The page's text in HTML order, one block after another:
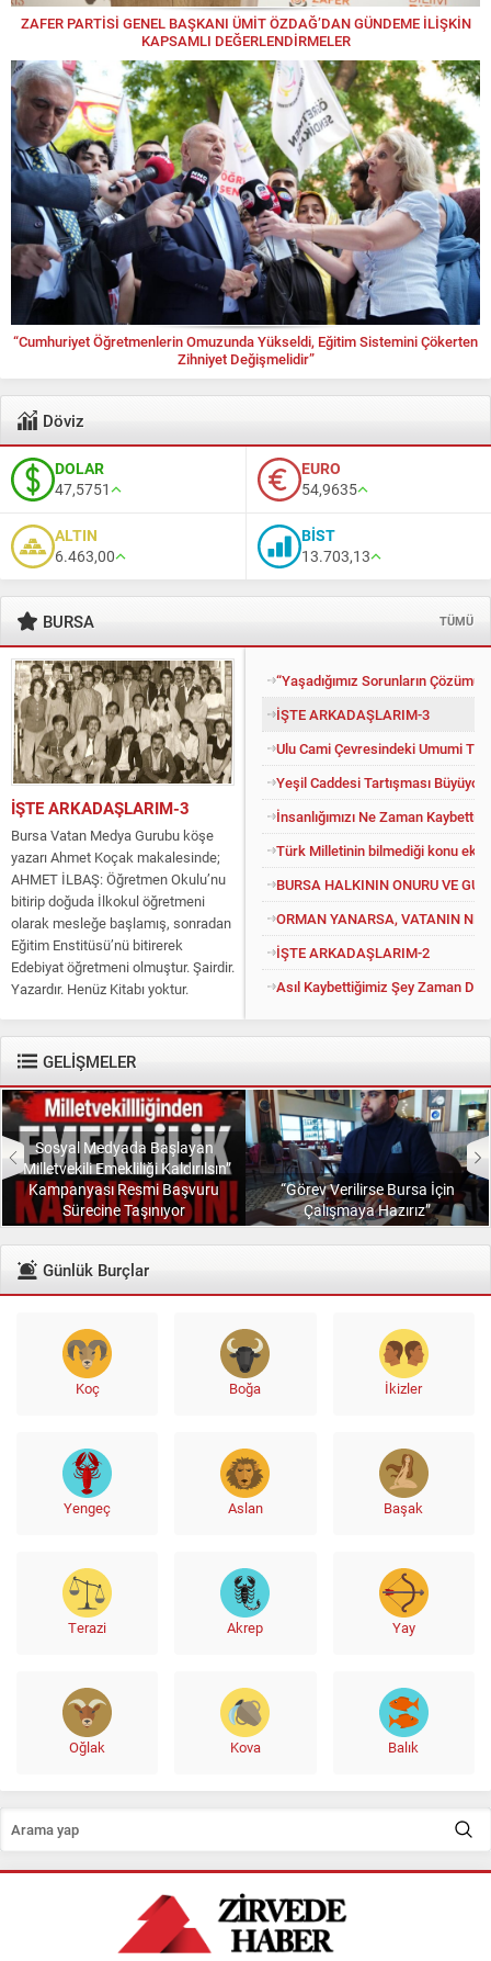
ZAFER PARTİSİ GENEL BAŞKANI ÜMİT ÖZDAĞ’DAN GÜNDEME İLİŞKİN
KAPSAMLI DEĞERLENDİRMELER
“Cumhuriyet Öğretmenlerin Omuzunda Yükseldi, Eğitim Sistemini Çökerten
Zihniyet Değişmelidir”
Döviz
DOLAR
47,5751
EURO
54,9635
ALTIN
6.463,00
BİST
13.703,13
BURSA TÜMÜ
İŞTE ARKADAŞLARIM-3
Bursa Vatan Medya Gurubu köşe
yazarı Ahmet Koçak makalesinde;
AHMET İLBAŞ: Öğretmen Okulu’nu
bitirip doğuda İlkokul öğretmeni
olarak mesleğe başlamış, sonradan
Eğitim Enstitüsü’nü bitirerek
Edebiyat öğretmeni olmuştur. Şairdir.
Yazardır. Henüz Kitabı yoktur.
diyenlere güler geçer. Yüce...
“Yaşadığımız Sorunların
İŞTE ARKADAŞLARIM-3
Ulu Cami Çevresindeki Umumi
Yeşil Caddesi Tartışması Büyüyor
İnsanlığımızı Ne Zaman Kaybettik?
Türk Milletinin bilmediği konu
BURSA HALKININ ONURU VE
ORMAN YANARSA, VATANIN
İŞTE ARKADAŞLARIM-2
Asıl Kaybettiğimiz Şey Zaman
GELİŞMELER
Sosyal Medyada Başlayan
“Milletvekili Emekliliği Kaldırılsın”
Kampanyası Resmi Başvuru
Sürecine Taşınıyor
“Görev Verilirse Bursa İçin
Çalışmaya Hazırız”
Günlük Burçlar
Koç Boğa İkizler
Yengeç Aslan Başak
Terazi Akrep Yay
Oğlak Kova Balık